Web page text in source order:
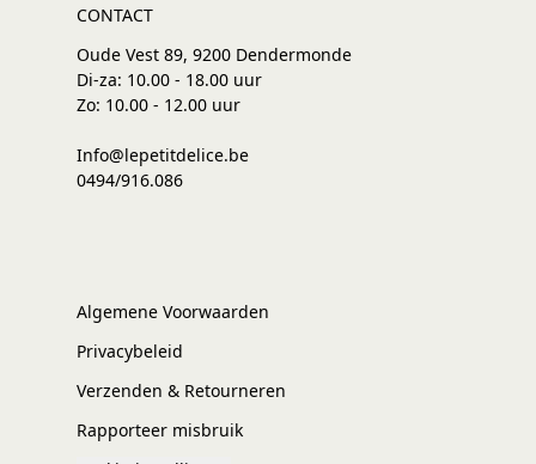
CONTACT
Oude Vest 89, 9200 Dendermonde
Di-za: 10.00 - 18.00 uur
Zo: 10.00 - 12.00 uur
Info@lepetitdelice.be
0494/916.086
Algemene Voorwaarden
Privacybeleid
Verzenden & Retourneren
Rapporteer misbruik